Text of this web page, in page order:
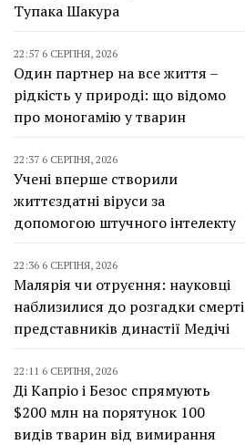
Тупака Шакура
22:57 6 СЕРПНЯ, 2026
Один партнер на все життя –
рідкість у природі: що відомо
про моногамію у тварин
22:37 6 СЕРПНЯ, 2026
Учені вперше створили
життєздатні віруси за
допомогою штучного інтелекту
22:36 6 СЕРПНЯ, 2026
Малярія чи отруєння: науковці
наблизилися до розгадки смерті
представників династії Медічі
22:11 6 СЕРПНЯ, 2026
Ді Капріо і Безос спрямують
$200 млн на порятунок 100
видів тварин від вимирання